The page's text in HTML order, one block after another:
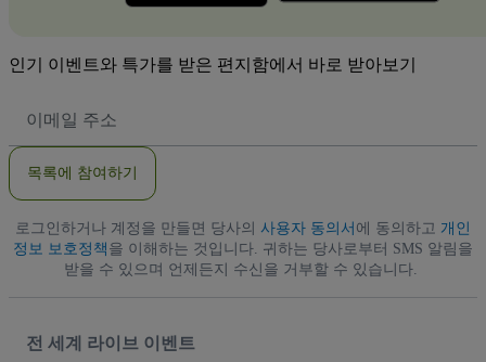
인기 이벤트와 특가를 받은 편지함에서 바로 받아보기
메
소
목록에 참여하기
로그인하거나 계정을 만들면 당사의 사용자 동의서 에 동의하고 개인
정보 보호정책 을 이해하는 것입니다. 귀하는 당사로부터 SMS 알림을
받을 수 있으며 언제든지 수신을 거부할 수 있습니다.
전 세계 라이브 이벤트